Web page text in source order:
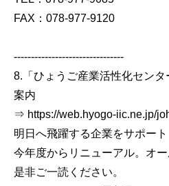
FAX：078-977-9120
--------------------------------
8.「ひょうご産業活性化セン
案内
⇒ https://web.hyogo-iic.ne.jp/
明日へ飛躍する企業をサポート
今年度からリニューアル。オー
是非ご一読ください。